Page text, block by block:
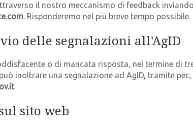
il nostro meccanismo di feedback
. Risponderemo nel più breve tempo possibile.
delle segnalazioni all'AgID
o di mancata risposta, nel termine di
inoltrare una segnalazione ad AgID, tramite
sito web